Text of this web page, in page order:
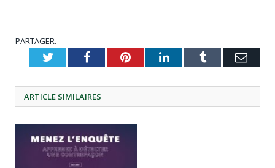
PARTAGER.
TwitterFacebookPinterestLinkedInTumblr
ARTICLE SIMILAIRES